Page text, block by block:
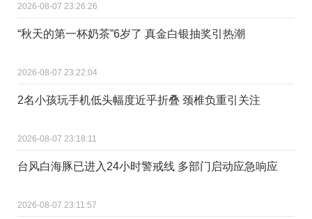
2026-08-07 23:26:26
“秋天的第一杯奶茶”6岁了 真金白银抽奖引热潮
2026-08-07 23:22:04
2名小孩玩手机低头幅度近乎折叠 颈椎负重引关注
2026-08-07 23:18:11
台风白海豚已进入24小时警戒线 多部门启动应急响应
2026-08-07 23:11:57